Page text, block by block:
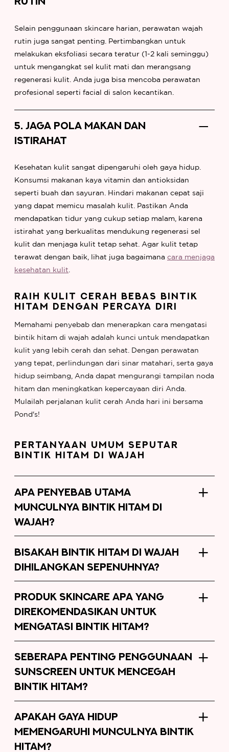
Selain penggunaan skincare harian, perawatan wajah
rutin juga sangat penting. Pertimbangkan untuk
melakukan eksfoliasi secara teratur (1-2 kali seminggu)
untuk mengangkat sel kulit mati dan merangsang
regenerasi kulit. Anda juga bisa mencoba perawatan
profesional seperti facial di salon kecantikan.
5. JAGA POLA MAKAN DAN
ISTIRAHAT
Kesehatan kulit sangat dipengaruhi oleh gaya hidup.
Konsumsi makanan kaya vitamin dan antioksidan
seperti buah dan sayuran. Hindari makanan cepat saji
yang dapat memicu masalah kulit. Pastikan Anda
mendapatkan tidur yang cukup setiap malam, karena
istirahat yang berkualitas mendukung regenerasi sel
kulit dan menjaga kulit tetap sehat. Agar kulit tetap
terawat dengan baik, lihat juga bagaimana cara menjaga
kesehatan kulit.
RAIH KULIT CERAH BEBAS BINTIK
HITAM DENGAN PERCAYA DIRI
Memahami penyebab dan menerapkan cara mengatasi
bintik hitam di wajah adalah kunci untuk mendapatkan
kulit yang lebih cerah dan sehat. Dengan perawatan
yang tepat, perlindungan dari sinar matahari, serta gaya
hidup seimbang, Anda dapat mengurangi tampilan noda
hitam dan meningkatkan kepercayaan diri Anda.
Mulailah perjalanan kulit cerah Anda hari ini bersama
Pond's!
PERTANYAAN UMUM SEPUTAR
BINTIK HITAM DI WAJAH
APA PENYEBAB UTAMA
MUNCULNYA BINTIK HITAM DI
WAJAH?
BISAKAH BINTIK HITAM DI WAJAH
DIHILANGKAN SEPENUHNYA?
PRODUK SKINCARE APA YANG
DIREKOMENDASIKAN UNTUK
MENGATASI BINTIK HITAM?
SEBERAPA PENTING PENGGUNAAN
SUNSCREEN UNTUK MENCEGAH
BINTIK HITAM?
APAKAH GAYA HIDUP
MEMENGARUHI MUNCULNYA BINTIK
HITAM?